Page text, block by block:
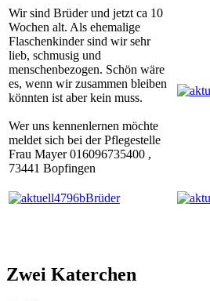
Wir sind Brüder und jetzt ca 10
Wochen alt. Als ehemalige
Flaschenkinder sind wir sehr
lieb, schmusig und
menschenbezogen. Schön wäre
es, wenn wir zusammen bleiben
könnten ist aber kein muss.
Wer uns kennenlernen möchte
meldet sich bei der Pflegestelle
Frau Mayer 016096735400 ,
73441 Bopfingen
Zwei Katerchen